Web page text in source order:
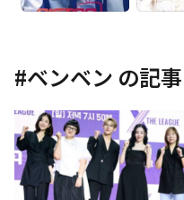
#ベンベン の記事